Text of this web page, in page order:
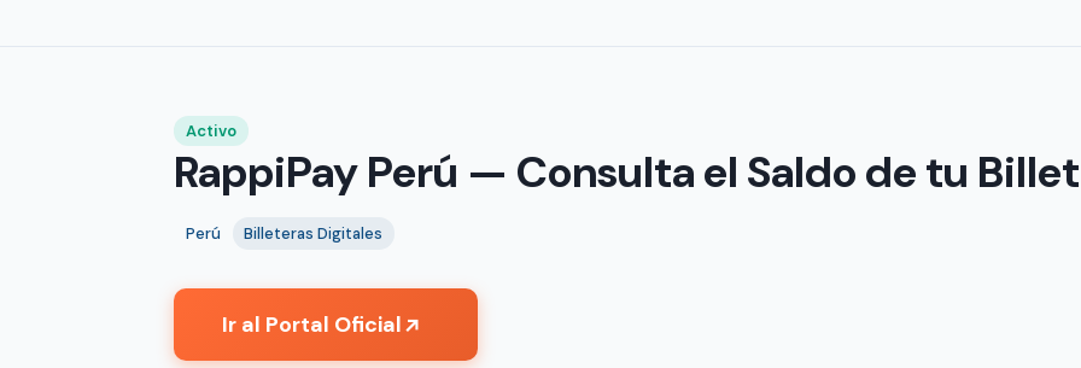
Activo
RappiPay Perú — Consulta el Saldo de tu
Perú Billeteras Digitales
Ir al Portal Oficial↗